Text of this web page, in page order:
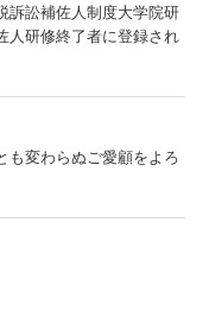
訴訟補佐人制度大学院研
人研修終了者に登録され
も変わらぬご愛顧をよろ